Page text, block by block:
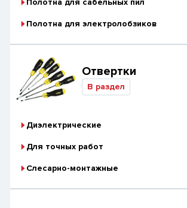
Полотна для сабельных пил
Полотна для электролобзиков
Отвертки
В раздел
Диэлектрические
Для точных работ
Слесарно-монтажные